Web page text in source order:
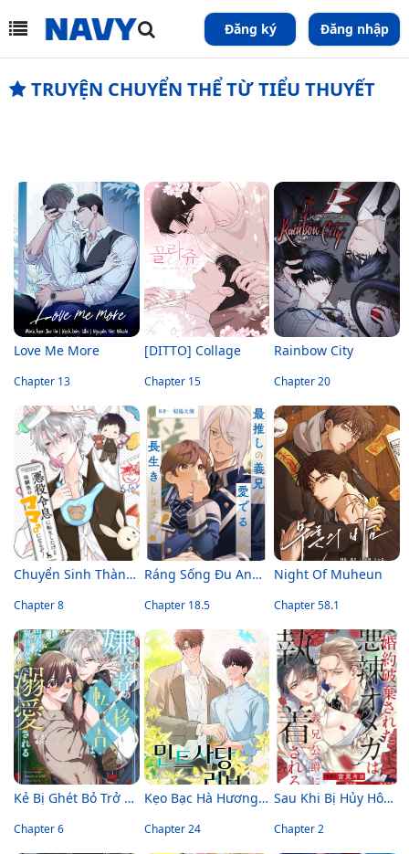
Đăng ký Đăng nhập
TRUYỆN CHUYỂN THỂ TỪ TIỂU THUYẾT
Love Me More
Chapter 13
[DITTO] Collage
Chapter 15
Rainbow City
Chapter 20
Chuyển Sinh Thành Con Trai Phản Diện Nhưng Tôi Lại Trở Thành Bảo Mẫu Của Bạn Thuở Nhỏ
Chapter 8
Ráng Sống Đu Anh Trai Idol!
Chapter 18.5
Night Of Muheun
Chapter 58.1
Kẻ Bị Ghét Bỏ Trở Về Dị Giới Và Được Yêu Thương Hết Mực
Chapter 6
Kẹo Bạc Hà Hương Vị Tình Yêu
Chapter 24
Sau Khi Bị Hủy Hôn, Omega Độc Ác Được Người Anh Công Tước Không Cùng Huyết Thống Si Mê
Chapter 2